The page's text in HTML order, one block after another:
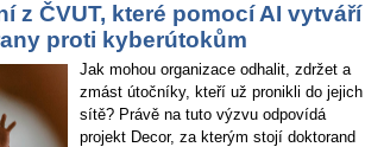
z ČVUT, které pomocí AI vytváří
proti kyberútokům
Jak mohou organizace odhalit, zdržet a
zmást útočníky, kteří už pronikli do jejich
sítě? Právě na tuto výzvu odpovídá
projekt Decor, za kterým stojí doktorand